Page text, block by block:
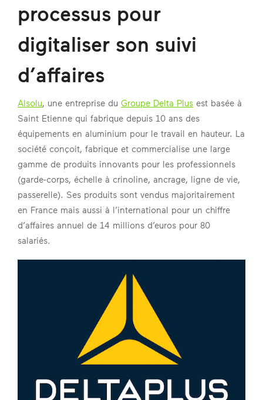
processus pour
digitaliser son suivi
d’affaires
Alsolu, une entreprise du Groupe Delta Plus est basée à
Saint Etienne qui fabrique depuis 10 ans des
équipements en aluminium pour le travail en hauteur. La
société conçoit, fabrique et commercialise une large
gamme de produits innovants pour les professionnels
(garde-corps, échelle à crinoline, ancrage, ligne de vie,
passerelle). Ses produits sont vendus majoritairement
en France mais aussi à l’international pour un chiffre
d’affaires annuel de 14 millions d’euros pour 80
salariés.